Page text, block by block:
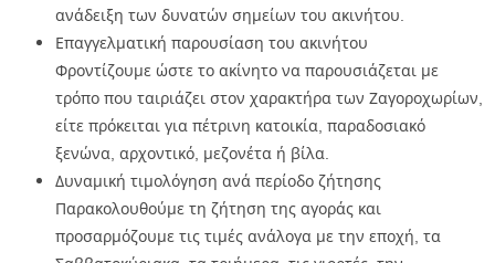
ανάδειξη των δυνατών σημείων του ακινήτου.
Επαγγελματική παρουσίαση του ακινήτου
Φροντίζουμε ώστε το ακίνητο να παρουσιάζεται με
τρόπο που ταιριάζει στον χαρακτήρα των Ζαγοροχωρίων,
είτε πρόκειται για πέτρινη κατοικία, παραδοσιακό
ξενώνα, αρχοντικό, μεζονέτα ή βίλα.
Δυναμική τιμολόγηση ανά περίοδο ζήτησης
Παρακολουθούμε τη ζήτηση της αγοράς και
προσαρμόζουμε τις τιμές ανάλογα με την εποχή, τα